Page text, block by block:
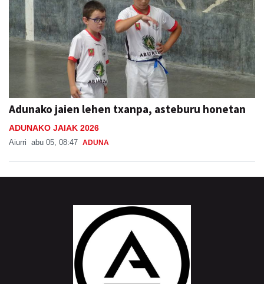
Adunako jaien lehen txanpa, asteburu honetan
ADUNAKO JAIAK 2026
Aiurri abu 05, 08:47 ADUNA